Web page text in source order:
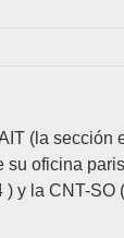
(la sección
su oficina
y la CNT-SO